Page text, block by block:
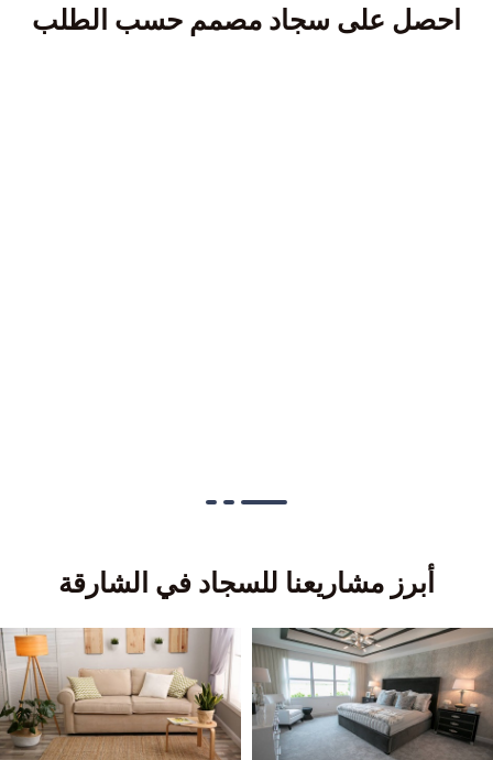
احصل على سجاد مصمم حسب الطلب
أبرز مشاريعنا للسجاد في الشارقة